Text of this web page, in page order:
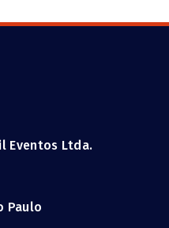
Eventos Ltda.
Paulo